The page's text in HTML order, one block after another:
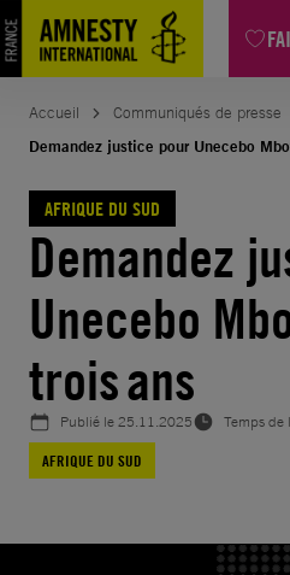
Aller
au
contenu
Accueil
Communiqués de presse
Demandez justice pour Unecebo
AFRIQUE DU SUD
Demandez
Unecebo
trois ans
Publié le25.11.2025
Temps de
AFRIQUE DU SUD